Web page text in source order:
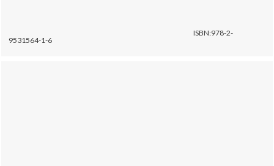
ISBN:978-2-
9531564-1-6